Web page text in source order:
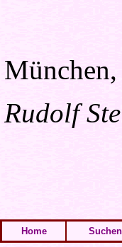
Rudolf
Home Suchen